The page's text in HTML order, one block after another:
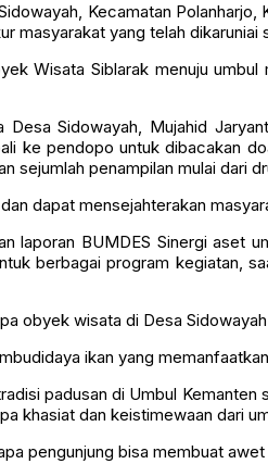
Kecamatan
masyarakat yang telah
Wisata Siblarak menuju
Sidowayah, Mujahid
ke pendopo untuk dibacakan
sejumlah penampilan mulai dari
dapat mensejahterakan
laporan BUMDES Sinergi aset
berbagai program kegiatan,
obyek wisata di Desa
ikan yang
padusan di Umbul
khasiat dan keistimewaan dari
pengunjung bisa membuat